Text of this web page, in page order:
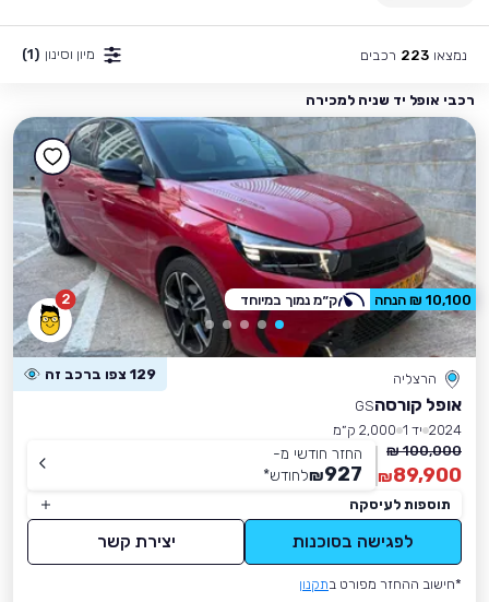
נמצאו 223 רכבים מיון וסינון (1)
רכבי אופל יד שניה למכירה
2
הרצליה 129 צפו ברכב זה
אופל קורסהGS
2024 יד 1
2,000 ק״מ
100,000 ₪
89,900
₪
החזר חודשי מ-
927
₪לחודש*
תוספות לעיסקה
לפגישה בסוכנות יצירת קשר
*חישוב ההחזר מפורט בתקנון
10,100 ₪ הנחה ק״מ נמוך במיוחד